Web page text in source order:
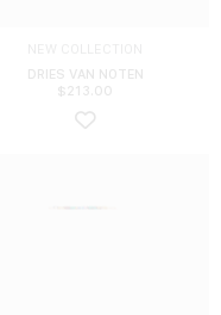
DRIES VAN NOTEN
$ 213.00